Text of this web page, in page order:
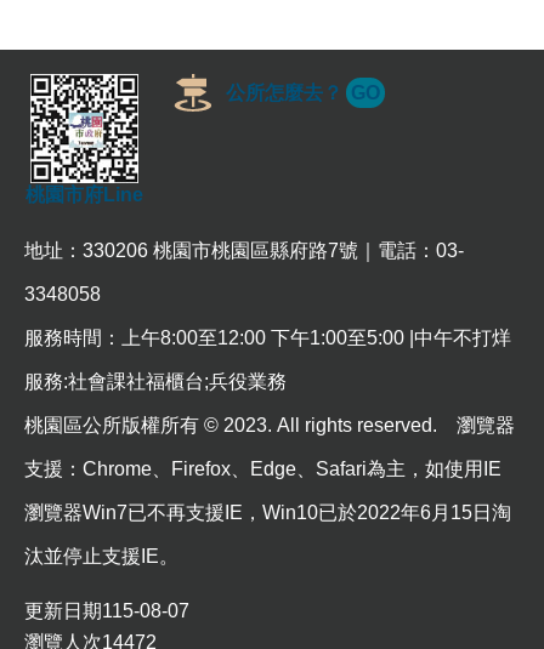
機
關
通
訊
錄
相
資
回
首
頁
網
導
覽
市
信
箱
桃園市府Line
公所怎麼去？ GO
地址：330206 桃園市桃園區縣府路7號｜電話：03-
3348058
服務時間：上午8:00至12:00 下午1:00至5:00 |中午不打烊
服務:社會課社福櫃台;兵役業務
桃園區公所版權所有 © 2023. All rights reserved. 瀏覽器
支援：Chrome、Firefox、Edge、Safari為主，如使用IE
瀏覽器Win7已不再支援IE，Win10已於2022年6月15日淘
汰並停止支援IE。
更新日期115-08-07
瀏覽人次14472